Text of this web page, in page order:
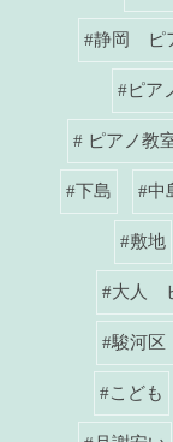
#静岡 ピ
#ピア
# ピアノ教
#下島 #中
#敷地
#大人
#駿河
#こども